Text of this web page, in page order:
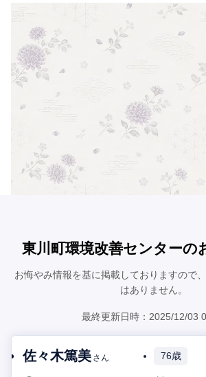
東川町環境改善センターの
お悔やみ情報を基に掲載しておりますので
はありません。
最終更新日時：2025/12/03
佐々木篤美 さん 76歳